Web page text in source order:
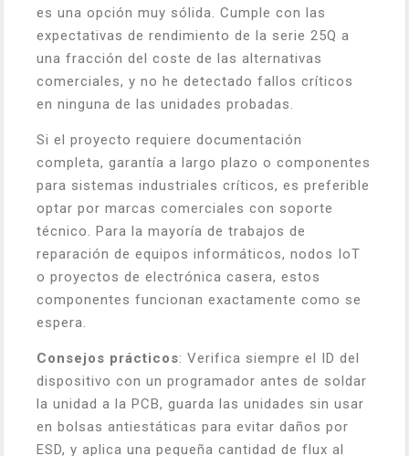
es una opción muy sólida. Cumple con las
expectativas de rendimiento de la serie 25Q a
una fracción del coste de las alternativas
comerciales, y no he detectado fallos críticos
en ninguna de las unidades probadas.
Si el proyecto requiere documentación
completa, garantía a largo plazo o componentes
para sistemas industriales críticos, es preferible
optar por marcas comerciales con soporte
técnico. Para la mayoría de trabajos de
reparación de equipos informáticos, nodos IoT
o proyectos de electrónica casera, estos
componentes funcionan exactamente como se
espera.
Consejos prácticos: Verifica siempre el ID del
dispositivo con un programador antes de soldar
la unidad a la PCB, guarda las unidades sin usar
en bolsas antiestáticas para evitar daños por
ESD, y aplica una pequeña cantidad de flux al